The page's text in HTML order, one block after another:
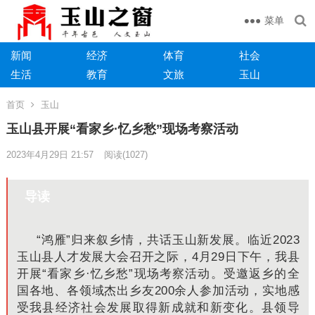
菜单
新闻 经济 体育
社会
生活
教育 文旅 玉山
首页 玉山
玉山县开展“看家乡·忆乡愁”现场考察活动
2023年4月29日 21:57 阅读(1027)
导读
“鸿雁” 归来叙乡情，共话玉山新发展。 临近2023
玉山县人才发展大会召开之际，4月29日下午，我县
开展“看家乡·忆乡愁”现场考察活动。 受邀返乡的全
国各地、各领域杰出乡友200余人参加活动，实地感
受我县经济社会发展取得新成就和新变化。 县领导